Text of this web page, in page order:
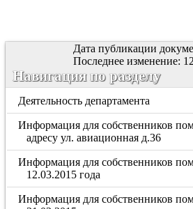
Дата публикации
Последнее изменение:
Навигация по разделу
Деятельность департамента
Информация для собственников
адресу ул. авиационная д.36
Информация для собственников
12.03.2015 года
Информация для собственников